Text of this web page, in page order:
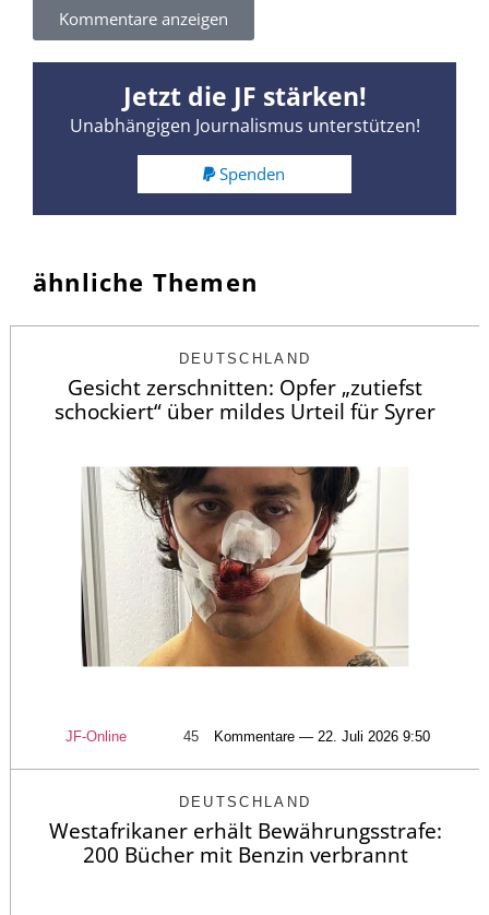
Kommentare anzeigen
Jetzt die JF stärken!
Unabhängigen Journalismus unterstützen!
Spenden
ähnliche Themen
DEUTSCHLAND
Gesicht zerschnitten: Opfer „zutiefst
schockiert“ über mildes Urteil für Syrer
JF-Online 45 Kommentare — 22. Juli 2026 9:50
DEUTSCHLAND
Westafrikaner erhält Bewährungsstrafe:
200 Bücher mit Benzin verbrannt